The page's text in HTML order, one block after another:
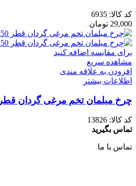
کد کالا: 6935
29,000 تومان
برای مقایسه اضافه کنید
مشاهده سریع
افزودن به علاقه مندی
اطلاعات بیشتر
چرخ مبلمان تخم مرغی گردان قطر 50 میلی متر
کد کالا: 13826
تماس بگیرید
تماس با ما